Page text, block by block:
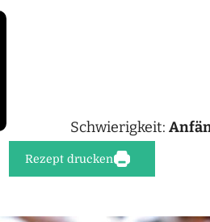
Schwierigkeit:
Rezept drucken